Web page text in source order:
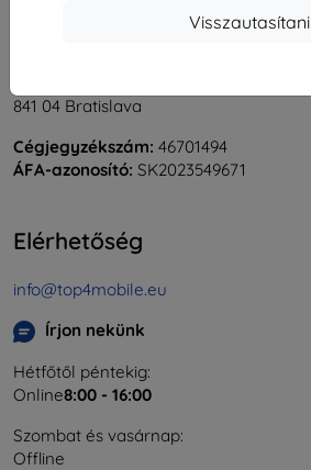
Visszautasítani
841 04 Bratislava
Cégjegyzékszám: 46701494
ÁFA-azonosító: SK2023549671
Elérhetőség
info@top4mobile.eu
Írjon nekünk
Hétfőtől péntekig:
Online8:00 - 16:00
Szombat és vasárnap:
Offline